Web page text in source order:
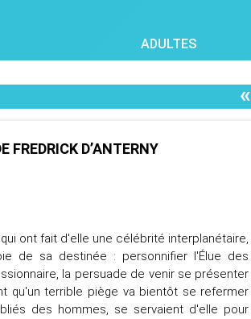
ADULTES
«
FREDRICK D’ANTERNY
ont fait d'elle une célébrité interplanétaire,
de sa destinée : personnifier l'Élue des
la persuade de venir se présenter
qu'un terrible piège va bientôt se refermer
des hommes, se servaient d'elle pour